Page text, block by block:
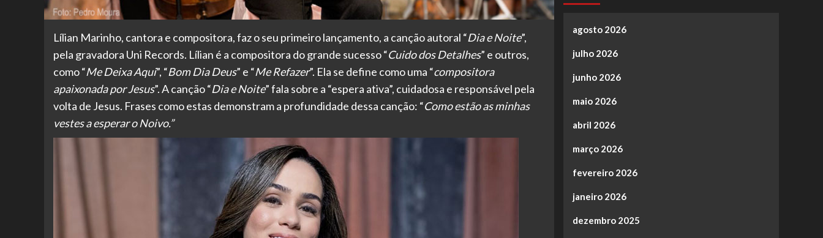
Lílian Marinho, cantora e compositora, faz o seu primeiro lançamento, a canção autoral “Dia e Noite”,
pela gravadora Uni Records. Lílian é a compositora do grande sucesso “Cuido dos Detalhes” e outros,
como “Me Deixa Aqui”, “Bom Dia Deus” e “Me Refazer”. Ela se define como uma “compositora
apaixonada por Jesus”. A canção “Dia e Noite” fala sobre a “espera ativa”, cuidadosa e responsável pela
volta de Jesus. Frases como estas demonstram a profundidade dessa canção: “Como estão as minhas
vestes a esperar o Noivo.”
agosto 2026
julho 2026
junho 2026
maio 2026
abril 2026
março 2026
fevereiro 2026
janeiro 2026
dezembro 2025